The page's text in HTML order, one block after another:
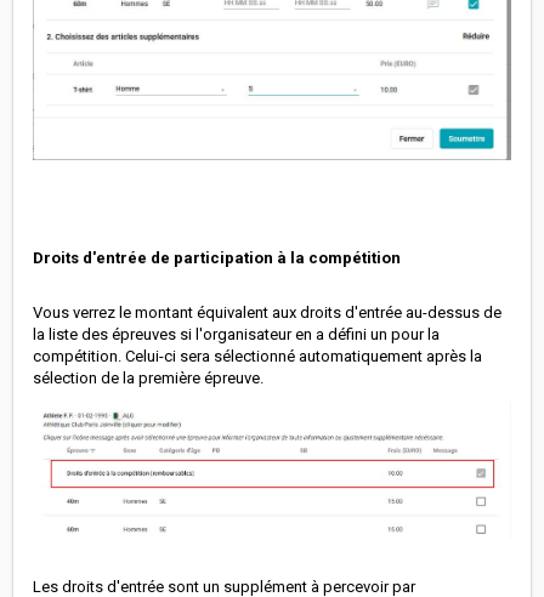
Droits d'entrée de participation à la compétition
Vous verrez le montant équivalent aux droits d'entrée au-dessus de
la liste des épreuves si l'organisateur en a défini un pour la
compétition. Celui-ci sera sélectionné automatiquement après la
sélection de la première épreuve.
Les droits d'entrée sont un supplément à percevoir par